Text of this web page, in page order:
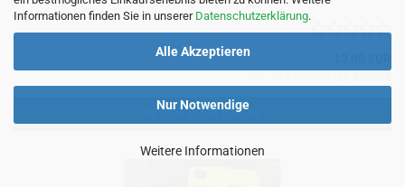
Informationen finden Sie in unserer Datenschutzerklärung.
Alle Akzeptieren
Nur Notwendige
Weitere Informationen
IN DEN WARENKORB